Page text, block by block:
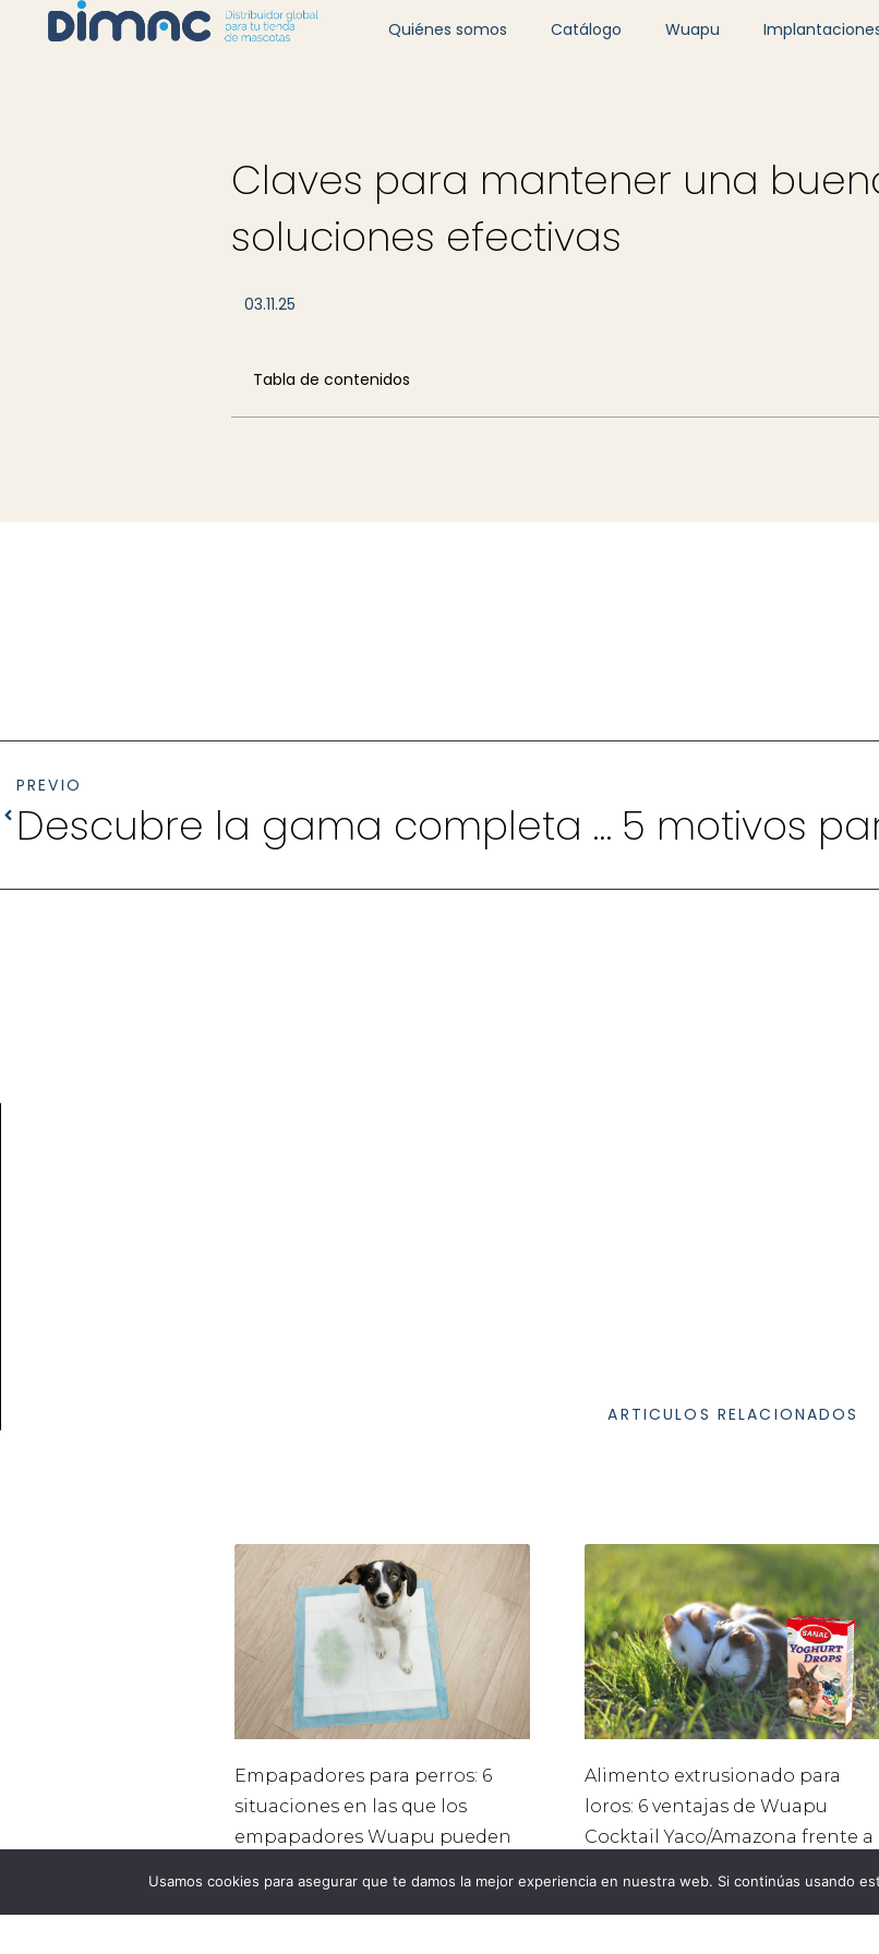
Quiénes somos Catálogo Wuapu
Claves para mantener una
soluciones efectivas
03.11.25
Tabla de contenidos
PREVIO
Descubre la gama completa de productos PRODAC para el bienestar de los peces
ARTICULOS RELACIONADOS
Empapadores para perros: 6
situaciones en las que los
empapadores Wuapu pueden
Alimento extrusionado para
loros: 6 ventajas de Wuapu
Cocktail Yaco/Amazona frente a
Usamos cookies para asegurar que te damos la mejor experiencia en nuestra web. Si continúas usando